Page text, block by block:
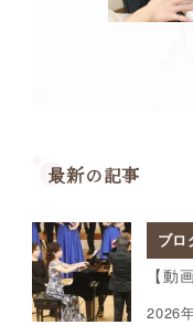
最新の記事
ブロ
【動
2026